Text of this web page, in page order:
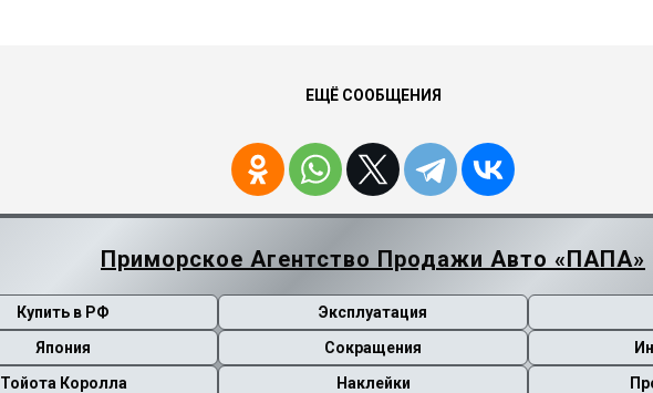
эту тему. Та, что приводится здесь, одна из них. И едва ли не
Израилевых… — нынешние...
ЕЩЁ СООБЩЕНИЯ
Приморское Агентство Продажи Авто «ПАПА»
Купить в РФ
Япония
Тойота Королла
Эксплуатация
Сокращения
Наклейки